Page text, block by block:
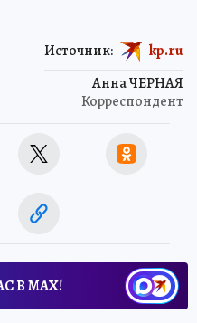
Анна ЧЕРНАЯ
Корреспондент
Источник: kp.ru
В МАХ!